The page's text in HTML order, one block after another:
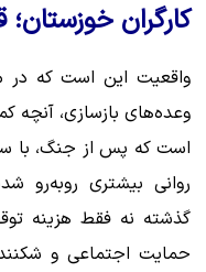
کارگران
واقعیت این است که در
وعده‌های بازسازی، آنچه
است که پس از جنگ، با
روانی بیشتری روبه‌رو
گذشته نه فقط هزینه
حمایت اجتماعی و